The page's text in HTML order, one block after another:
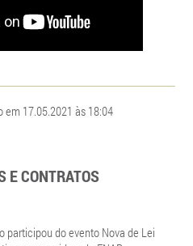
17.05.2021 às 18:04
E CONTRATOS
participou do evento Nova de Lei